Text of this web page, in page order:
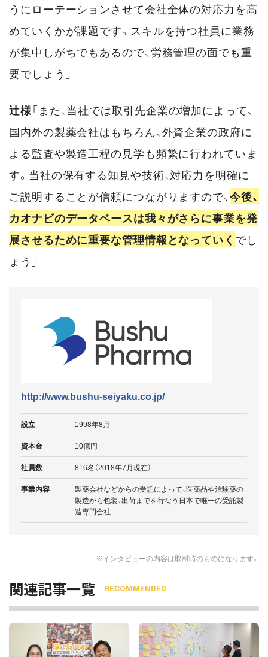
うにローテーションさせて会社全体の対応力を高
めていくかが課題です。スキルを持つ社員に業務
が集中しがちでもあるので、労務管理の面でも重
要でしょう」
辻様「また、当社では取引先企業の増加によって、
国内外の製薬会社はもちろん、外資企業の政府に
よる監査や製造工程の見学も頻繁に行われていま
す。当社の保有する知見や技術、対応力を明確に
ご説明することが信頼につながりますので、今後、
カオナビのデータベースは我々がさらに事業を発
展させるために重要な管理情報となっていく でし
ょう」
http://www.bushu-seiyaku.co.jp/
設立
1998年8月
資本金
10億円
社員数
816名（2018年7月現在）
事業内容
製薬会社などからの受託によって、医薬品や治験薬の
製造から包装、出荷までを行なう日本で唯一の受託製
造専門会社
※インタビューの内容は取材時のものになります。
関連記事一覧 RECOMMENDED